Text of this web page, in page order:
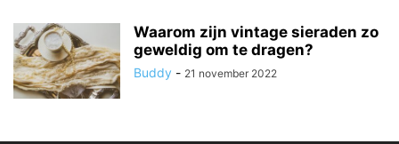
Waarom zijn vintage sieraden zo
geweldig om te dragen?
Buddy - 21 november 2022